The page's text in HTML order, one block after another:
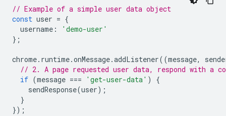
// Example of a simple user data object
const user = {
username :
'demo-user'
};
chrome. runtime.onMessage.addListener((message,
// 2. A page requested user data, respond with a
if (message === 'get-user-data' )
{
sendResponse(user);
}
});